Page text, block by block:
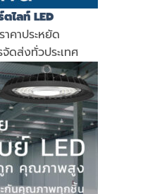
ไลท์ LED
คาประหยัด
ดส่งทั่วประเทศ